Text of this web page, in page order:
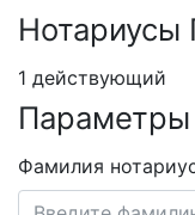
Нотариусы
1 действующий
Параметры
Фамилия